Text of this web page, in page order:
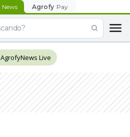
News Agrofy Pay
AgrofyNews Live